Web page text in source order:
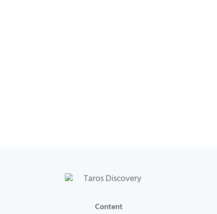
Content